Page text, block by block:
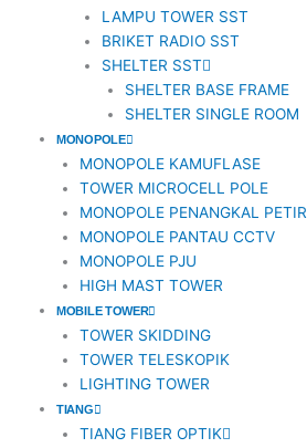
LAMPU TOWER SST
BRIKET RADIO SST
SHELTER SST
SHELTER BASE FRAME
SHELTER SINGLE ROOM
MONOPOLE
MONOPOLE KAMUFLASE
TOWER MICROCELL POLE
MONOPOLE PENANGKAL PETIR
MONOPOLE PANTAU CCTV
MONOPOLE PJU
HIGH MAST TOWER
MOBILE TOWER
TOWER SKIDDING
TOWER TELESKOPIK
LIGHTING TOWER
TIANG
TIANG FIBER OPTIK